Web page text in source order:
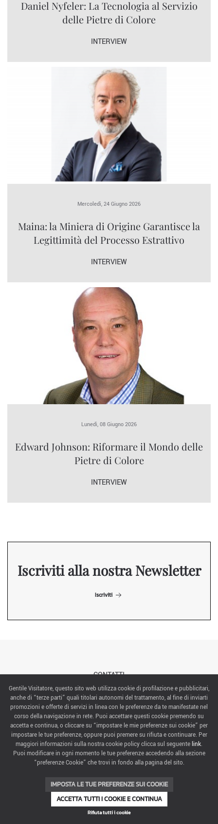
Daniel Nyfeler: La Tecnologia al Servizio
delle Pietre di Colore
INTERVIEW
Mercoledì, 24 Giugno 2026
Maina: la Miniera di Origine Garantisce la
Legittimità del Processo Estrattivo
INTERVIEW
Lunedì, 08 Giugno 2026
Edward Johnson: Riformare il Mondo delle
Pietre di Colore
INTERVIEW
Iscriviti alla nostra Newsletter
Iscriviti
CONTATTI
ABOUT US
ITALIAN EXHIBITION GROUP SpA All rights reserved
Via Emilia 155, 47921 Rimini,
CF/PI 00139440408, Registro Imprese: Rimini P.I e n. Reg. Imprese 00139440408, Capitale Sociale
52.214.897 i.v.
Gentile Visitatore, questo sito web utilizza cookie di profilazione e pubblicitari,
anche di “terze parti” quali titolari autonomi del trattamento, al fine di inviarti
promozioni e offerte di servizi in linea con le preferenze da te manifestate nel
corso della navigazione in rete. Puoi accettare questi cookie premendo su
accetta e continua, o cliccare su “impostare le mie preferenze sui cookie” per
impostare le tue preferenze, oppure puoi premere su rifiuta e continuare. Per
maggiori informazioni sulla nostra cookie policy clicca sul seguente link.
Puoi modificare in ogni momento le tue preferenze accedendo alla sezione
“preferenze Cookie” che trovi in fondo alla pagina del sito.
IMPOSTA LE TUE PREFERENZE SUI COOKIE
ACCETTA TUTTI I COOKIE E CONTINUA
Rifiuta tutti i cookie